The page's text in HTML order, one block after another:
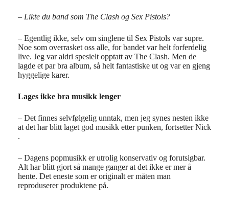
– Likte du band som The Clash og Sex Pistols?
– Egentlig ikke, selv om singlene til Sex Pistols var supre.
Noe som overrasket oss alle, for bandet var helt forferdelig
live. Jeg var aldri spesielt opptatt av The Clash. Men de
lagde et par bra album, så helt fantastiske ut og var en gjeng
hyggelige karer.
Lages ikke bra musikk lenger
– Det finnes selvfølgelig unntak, men jeg synes nesten ikke
at det har blitt laget god musikk etter punken, fortsetter Nick
.
– Dagens popmusikk er utrolig konservativ og forutsigbar.
Alt har blitt gjort så mange ganger at det ikke er mer å
hente. Det eneste som er originalt er måten man
reproduserer produktene på.